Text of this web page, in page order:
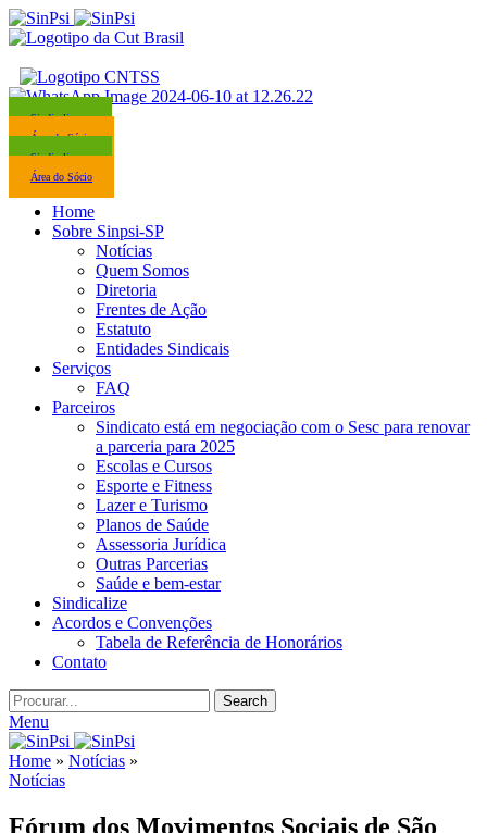
Sindicalize-se
Área do Sócio
Sindicalize-se
Área do Sócio
Home
Sobre Sinpsi-SP
Notícias
Quem Somos
Diretoria
Frentes de Ação
Estatuto
Entidades Sindicais
Serviços
FAQ
Parceiros
Sindicato está em negociação com o Sesc para renovar
a parceria para 2025
Escolas e Cursos
Esporte e Fitness
Lazer e Turismo
Planos de Saúde
Assessoria Jurídica
Outras Parcerias
Saúde e bem-estar
Sindicalize
Acordos e Convenções
Tabela de Referência de Honorários
Contato
Search
Menu
Home » Notícias »
Notícias
Fórum dos Movimentos Sociais de São